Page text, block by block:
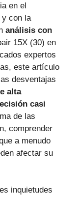
en el
y con la
análisis con
15X (30) en
expertos
este artículo
desventajas
alta
casi
de las
comprender
a menudo
afectar su
inquietudes